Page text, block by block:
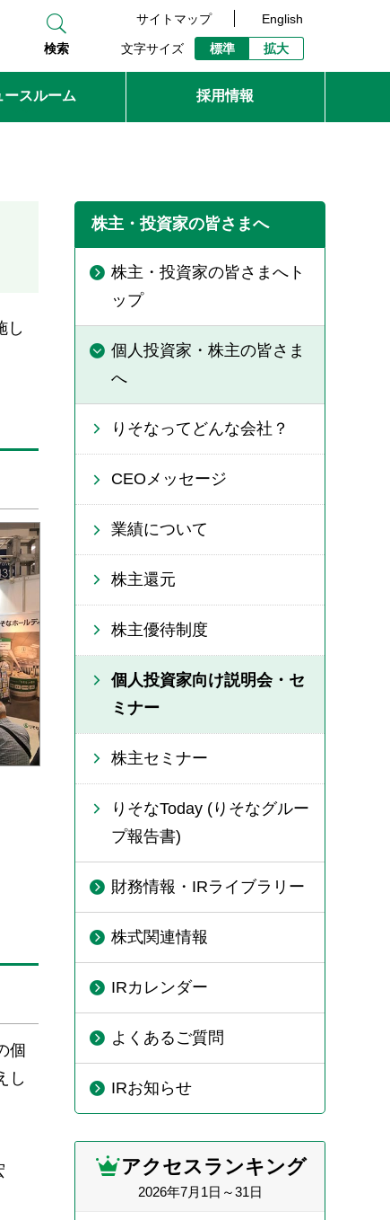
検索
サイトマップ English
文字サイズ 標準 拡大
ースルーム 採用情報
し
個
し
株主・投資家の皆さまへ
株主・投資家の皆さまへト
ップ
個人投資家・株主の皆さま
へ
りそなってどんな会社？
CEOメッセージ
業績について
株主還元
株主優待制度
個人投資家向け説明会・セ
ミナー
株主セミナー
りそなToday (りそなグルー
プ報告書)
財務情報・IRライブラリー
株式関連情報
IRカレンダー
よくあるご質問
IRお知らせ
アクセスランキング
2026年7月1日～31日